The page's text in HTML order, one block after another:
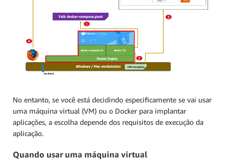
No entanto, se você está decidindo especificamente se vai usar
uma máquina virtual (VM) ou o Docker para implantar
aplicações, a escolha depende dos requisitos de execução da
aplicação.
Quando usar uma máquina virtual